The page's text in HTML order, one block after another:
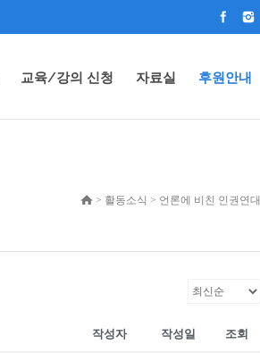
교육/강의 신청 자료실 후원안내
> 활동소식 > 언론에 비친 인권연대
작성자 작성일 조회